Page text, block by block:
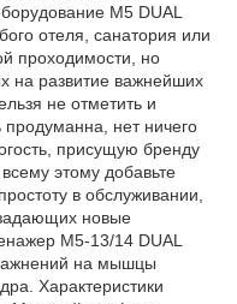
M5 DUAL
отеля, санатория или
проходимости, но
на развитие важнейших
не отметить и
нет ничего
присущую бренду
этому добавьте
в обслуживании,
новые
M5-13/14 DUAL
на мышцы
Характеристики